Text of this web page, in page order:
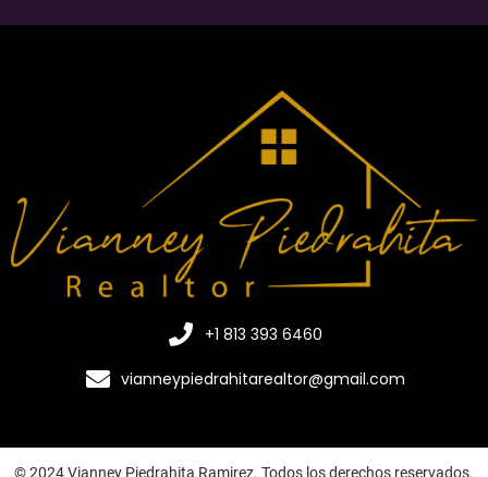
+1 813 393 6460
vianneypiedrahitarealtor@gmail.com
© 2024 Vianney Piedrahita Ramirez. Todos los derechos reservados.